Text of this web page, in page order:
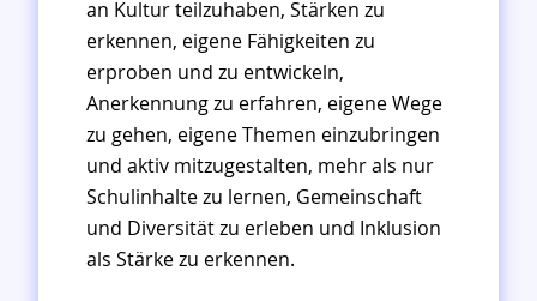
an Kultur teilzuhaben, Stärken zu
erkennen, eigene Fähigkeiten zu
erproben und zu entwickeln,
Anerkennung zu erfahren, eigene Wege
zu gehen, eigene Themen einzubringen
und aktiv mitzugestalten, mehr als nur
Schulinhalte zu lernen, Gemeinschaft
und Diversität zu erleben und Inklusion
als Stärke zu erkennen.